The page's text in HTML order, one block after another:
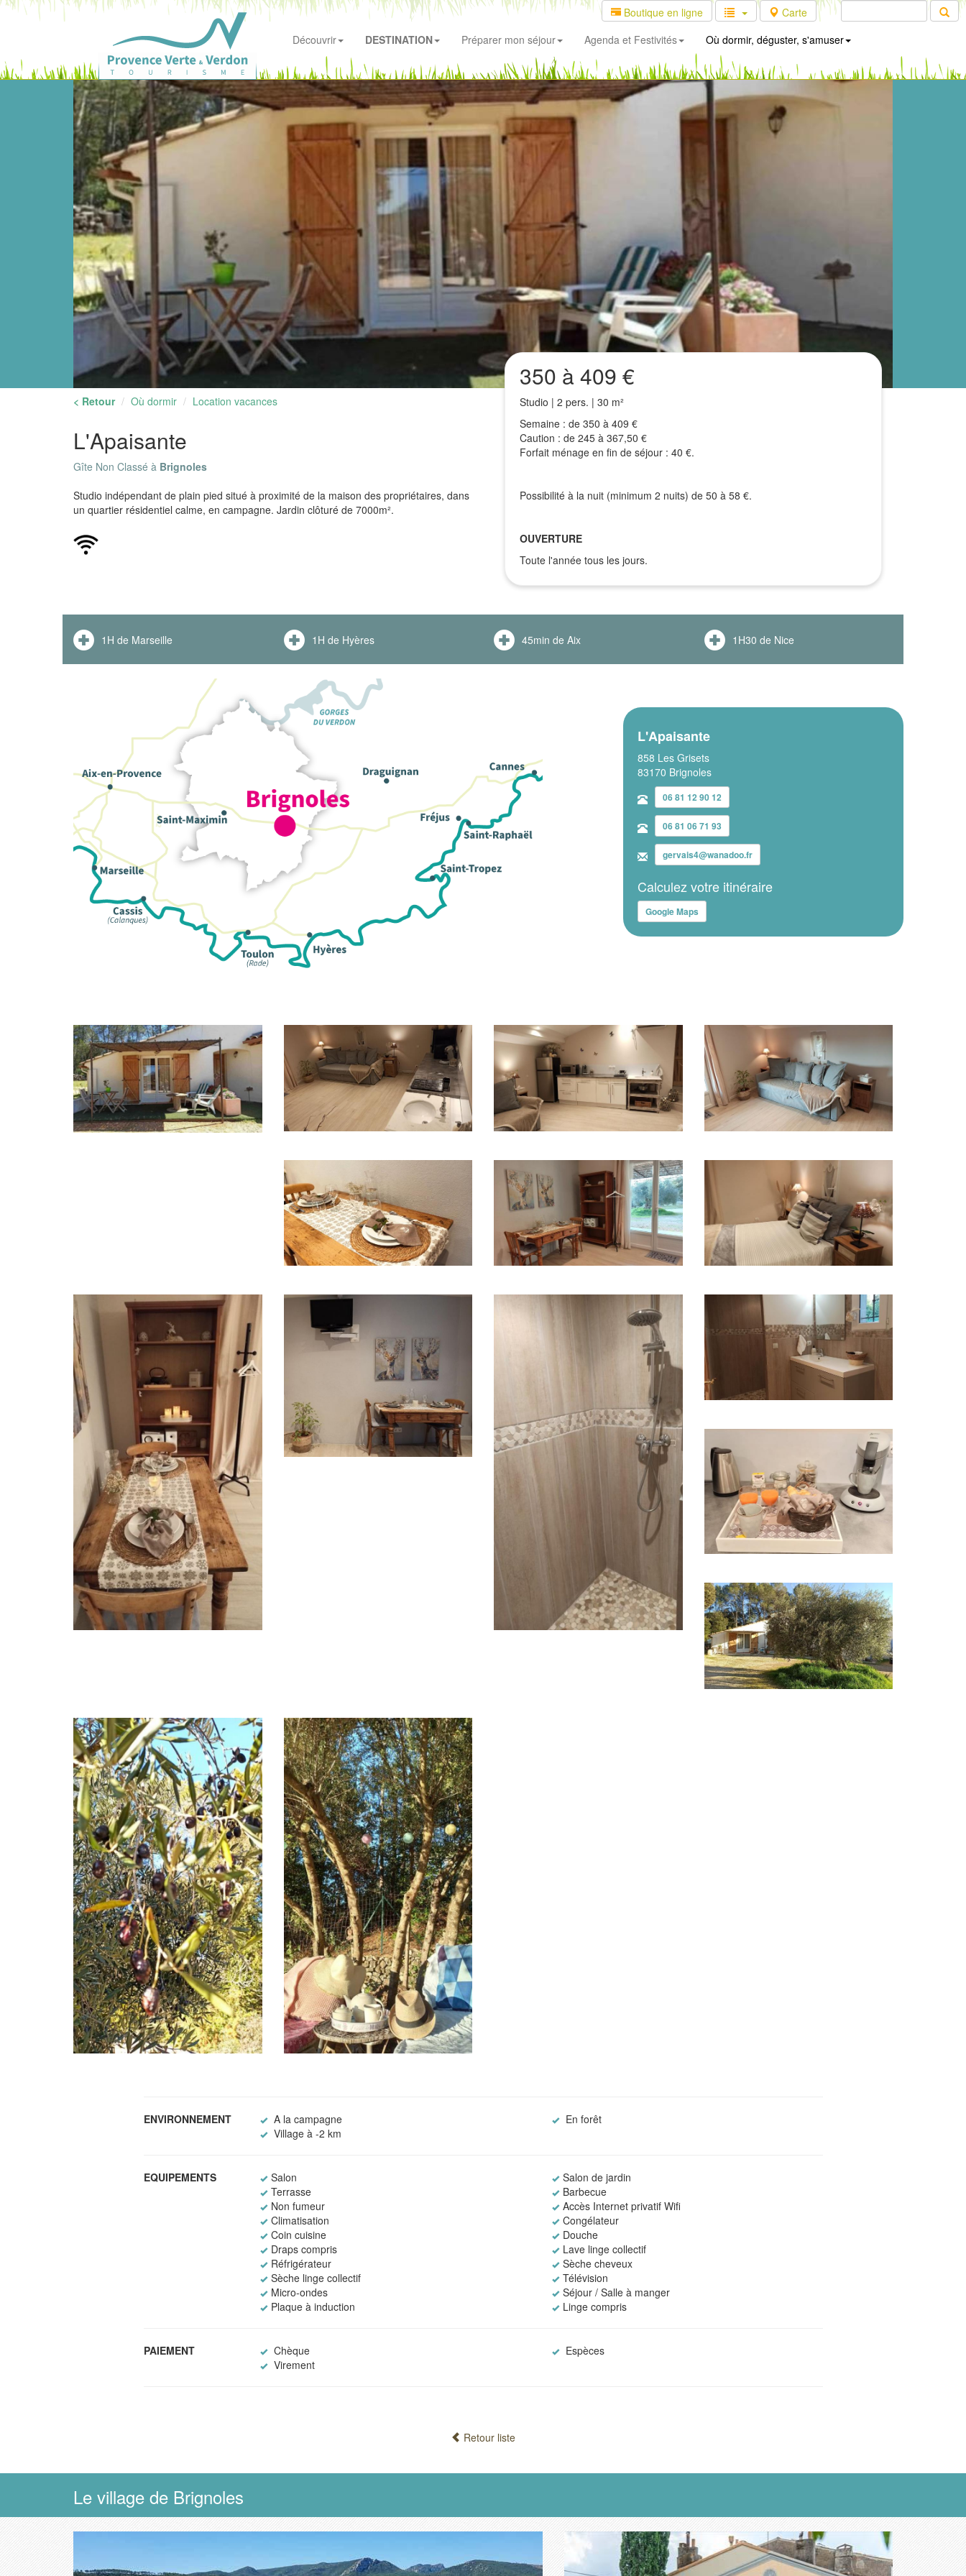
Boutique en ligne
Carte
Découvrir
DESTINATION Préparer mon séjour Agenda et Festivités Où dormir, déguster, s'amuser
< Retour Où dormir Location vacances
L'Apaisante
Gîte Non Classé à Brignoles
Studio indépendant de plain pied situé à proximité de la maison des propriétaires, dans
un quartier résidentiel calme, en campagne. Jardin clôturé de 7000m².
350 à 409 €
Studio | 2 pers. | 30 m²
Semaine : de 350 à 409 €
Caution : de 245 à 367,50 €
Forfait ménage en fin de séjour : 40 €.
Possibilité à la nuit (minimum 2 nuits) de 50 à 58 €.
OUVERTURE
Toute l'année tous les jours.
1H de Marseille 1H de Hyères 45min de Aix 1H30 de Nice
L'Apaisante
858 Les Grisets
83170 Brignoles
06 81 12 90 12
06 81 06 71 93
gervais4@wanadoo.fr
Calculez votre itinéraire
Google Maps
ENVIRONNEMENT A la campagne
En forêt
Village à -2 km
EQUIPEMENTS Salon
Salon de jardin
Terrasse
Barbecue
Non fumeur
Accès Internet privatif Wifi
Climatisation
Congélateur
Coin cuisine
Douche
Draps compris
Lave linge collectif
Réfrigérateur
Sèche cheveux
Sèche linge collectif
Télévision
Micro-ondes
Séjour / Salle à manger
Plaque à induction
Linge compris
PAIEMENT Chèque
Espèces
Virement
Retour liste
Le village de Brignoles